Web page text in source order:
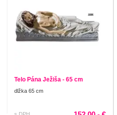
Telo Pána Ježiša - 65 cm
dlžka 65 cm